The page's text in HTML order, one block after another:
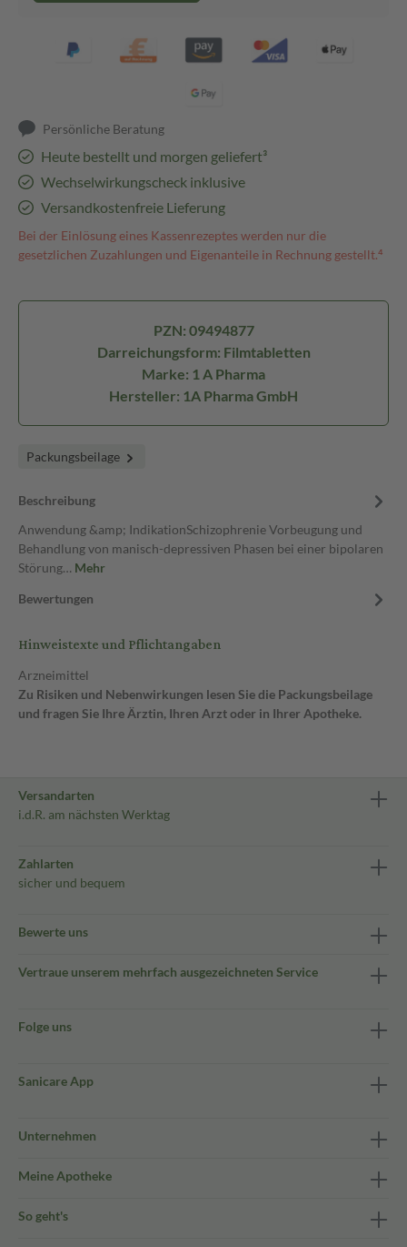
Persönliche Beratung
Heute bestellt und morgen geliefert³
Wechselwirkungscheck inklusive
Versandkostenfreie Lieferung
Bei der Einlösung eines Kassenrezeptes werden nur die
gesetzlichen Zuzahlungen und Eigenanteile in Rechnung gestellt.⁴
PZN: 09494877
Darreichungsform: Filmtabletten
Marke: 1 A Pharma
Hersteller: 1A Pharma GmbH
Packungsbeilage
Beschreibung
Anwendung &amp; IndikationSchizophrenie Vorbeugung und
Behandlung von manisch-depressiven Phasen bei einer bipolaren
Störung… Mehr
Bewertungen
Hinweistexte und Pflichtangaben
Arzneimittel
Zu Risiken und Nebenwirkungen lesen Sie die Packungsbeilage
und fragen Sie Ihre Ärztin, Ihren Arzt oder in Ihrer Apotheke.
Versandarten
i.d.R. am nächsten Werktag
Zahlarten
sicher und bequem
Bewerte uns
Vertraue unserem mehrfach ausgezeichneten Service
Folge uns
Sanicare App
Unternehmen
Meine Apotheke
So geht's